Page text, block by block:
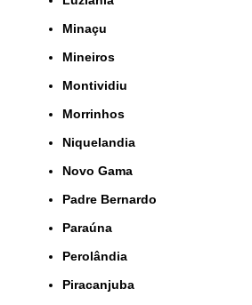
Minaçu
Mineiros
Montividiu
Morrinhos
Niquelandia
Novo Gama
Padre Bernardo
Paraúna
Perolândia
Piracanjuba